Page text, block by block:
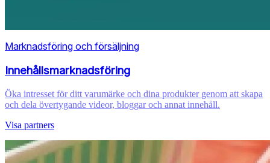
Marknadsföring och försäljning
Innehållsmarknadsföring
Öka intresset för ditt varumärke och dina produkter genom att skapa
och dela övertygande videor, bloggar och annat innehåll.
Visa partners